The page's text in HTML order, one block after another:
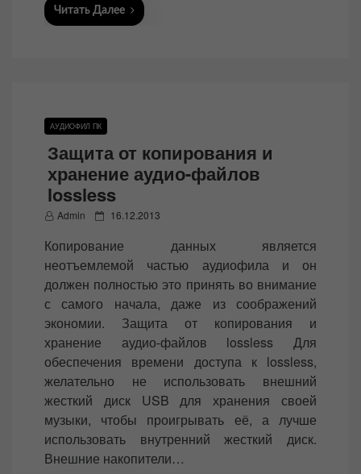
Читать Далее
АУДИОФИЛ ПК
Защита от копирования и
хранение аудио-файлов
lossless
Admin
P
s
t
e
o
16.12.2013
Копирование данных является
неотъемлемой частью аудиофила и он
должен полностью это принять во внимание
с самого начала, даже из соображений
экономии. Защита от копирования и
хранение аудио-файлов lossless Для
обеспечения времени доступа к lossless,
желательно не использовать внешний
жесткий диск USB для хранения своей
музыки, чтобы проигрывать её, а лучше
использовать внутренний жесткий диск.
Внешние накопители…